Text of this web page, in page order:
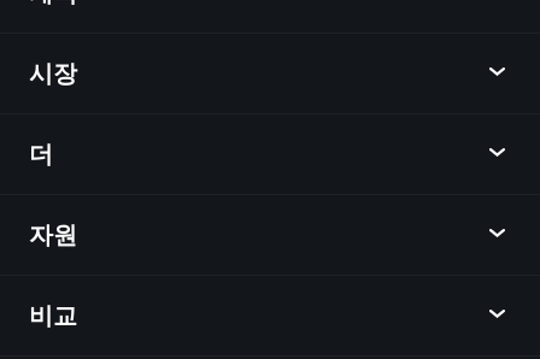
차트
뉴스
학습 허브
메신저
시장
개요
외환
지수
더
제휴사가 되다
회사
자원
도움말 센터
비교